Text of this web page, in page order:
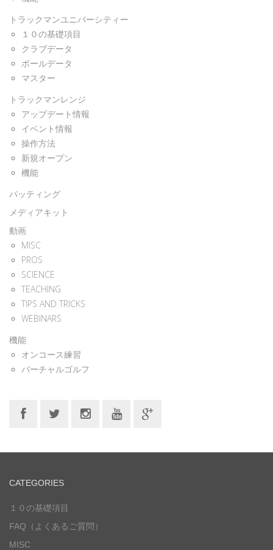
トラックマンユニバーシティー
１０の基礎項目
クラブデータ
ボールデータ
マスター
トラックマンレンジ
アップデート情報
イベント情報
操作方法
新規オープン
機能
パッティング
メディアキット
動画
MISC
PROS
SCIENCE
TEACHING
TIPS AND TRICKS
WEBINARS
機能
オンコース練習
バーチャルゴルフ
CATEGORIES
１０の基礎項目
FAQ（よくあるご質問）
MISC